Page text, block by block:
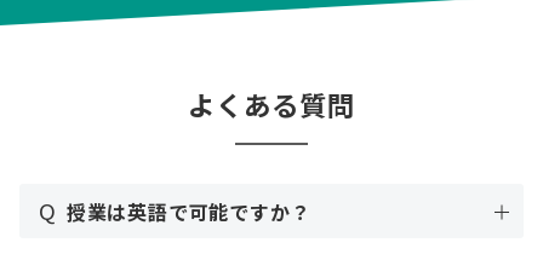
よくある質問
Q 授業は英語で可能ですか？